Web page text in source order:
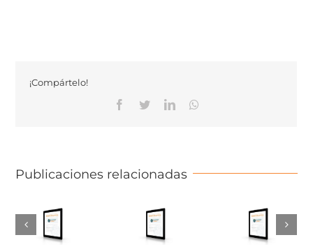
¡Compártelo!
Facebook
TwitterLinkedinWhatsapp
Publicaciones relacionadas